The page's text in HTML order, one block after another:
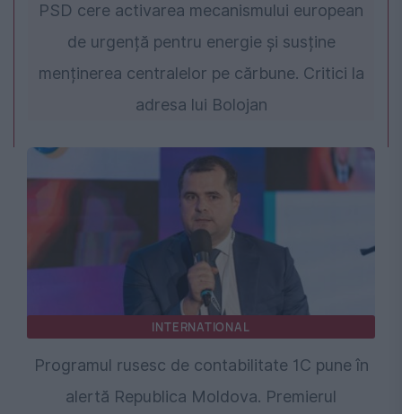
PSD cere activarea mecanismului european
de urgență pentru energie și susține
menținerea centralelor pe cărbune. Critici la
adresa lui Bolojan
INTERNATIONAL
Programul rusesc de contabilitate 1C pune în
alertă Republica Moldova. Premierul